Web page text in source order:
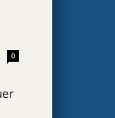
0